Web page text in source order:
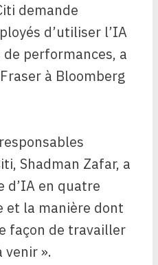
demande
d’utiliser l’IA
performances, a
à Bloomberg
Shadman Zafar, a
d’IA en quatre
et la manière dont
façon de travailler
venir ».